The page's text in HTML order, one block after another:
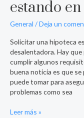
estando
General /Deja un
Solicitar una hipoteca
desalentadora. Hay
cumplir algunos
buena noticia es que se
puede tomar para
problemas como sea
Leer más »